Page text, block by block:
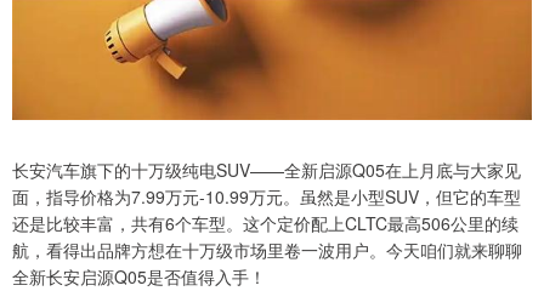
长安汽车旗下的十万级纯电SUV——全新启源Q05在上月底与大家见
面，指导价格为7.99万元-10.99万元。虽然是小型SUV，但它的车型
还是比较丰富，共有6个车型。这个定价配上CLTC最高506公里的续
航，看得出品牌方想在十万级市场里卷一波用户。今天咱们就来聊聊
全新长安启源Q05是否值得入手！